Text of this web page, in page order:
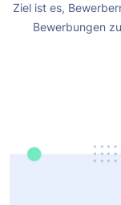
Ziel ist es,
Bewerbungen